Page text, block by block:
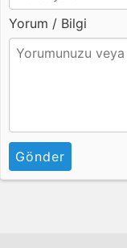
Yorum / Bilgi
Gönder